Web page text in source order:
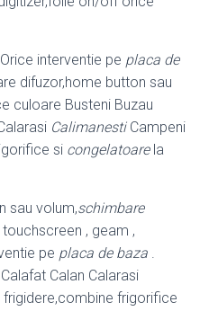
interventie pe placa de
difuzor,home button sau
culoare Busteni Buzau
CalimanestiCampeni
si congelatoarela
sau volum,schimbare
, geam ,
pe placa de baza .
Calan Calarasi
frigorifice